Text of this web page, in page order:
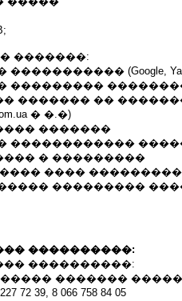
�������:
(Google, Yandex,
���������
������� �� �������
� �.�)
�������
������������
� ���������
����
���������
����������:
����������:
�������
39, 8 066 758 84 05